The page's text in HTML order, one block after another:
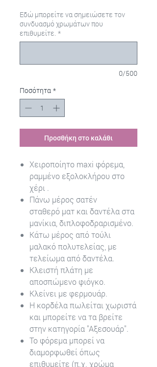
Εδώ μπορείτε να σημειώσετε τον
συνδυασμό χρωμάτων που
επιθυμείτε. *
0/500
Ποσότητα *
Προσθήκη στο καλάθι
Χειροποίητο maxi φόρεμα,
ραμμένο εξολοκλήρου στο
χέρι .
Πάνω μέρος σατέν
σταθερό ματ και δαντέλα στα
μανίκια, διπλοφοδραρισμένο.
Κάτω μέρος από τούλι
μαλακό πολυτελείας, με
τελείωμα από δαντέλα.
Κλειστή πλάτη με
αποσπώμενο φιόγκο.
Κλείνει με φερμουάρ.
Η κορδέλα πωλείται χωριστά
και μπορείτε να τα βρείτε
στην κατηγορία "Αξεσουάρ".
Το φόρεμα μπορεί να
διαμορφωθεί όπως
επιθυμείτε (π.χ. χρώμα